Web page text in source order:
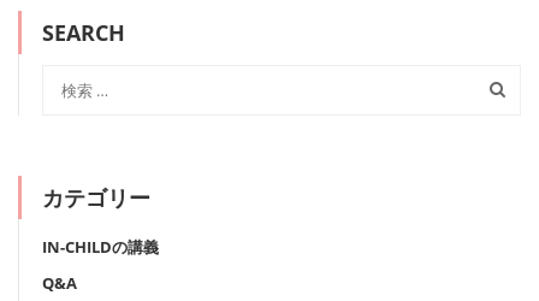
SEARCH
カテゴリー
IN-CHILDの講義
Q&A